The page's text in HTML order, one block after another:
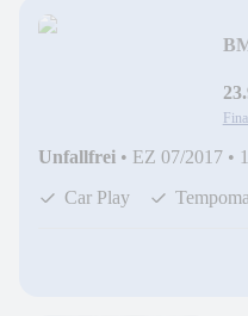
Unfallfrei • EZ 07/2017 •
Car Play